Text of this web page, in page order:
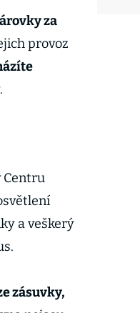
za
provoz
Centru
a veškerý
zásuvky,